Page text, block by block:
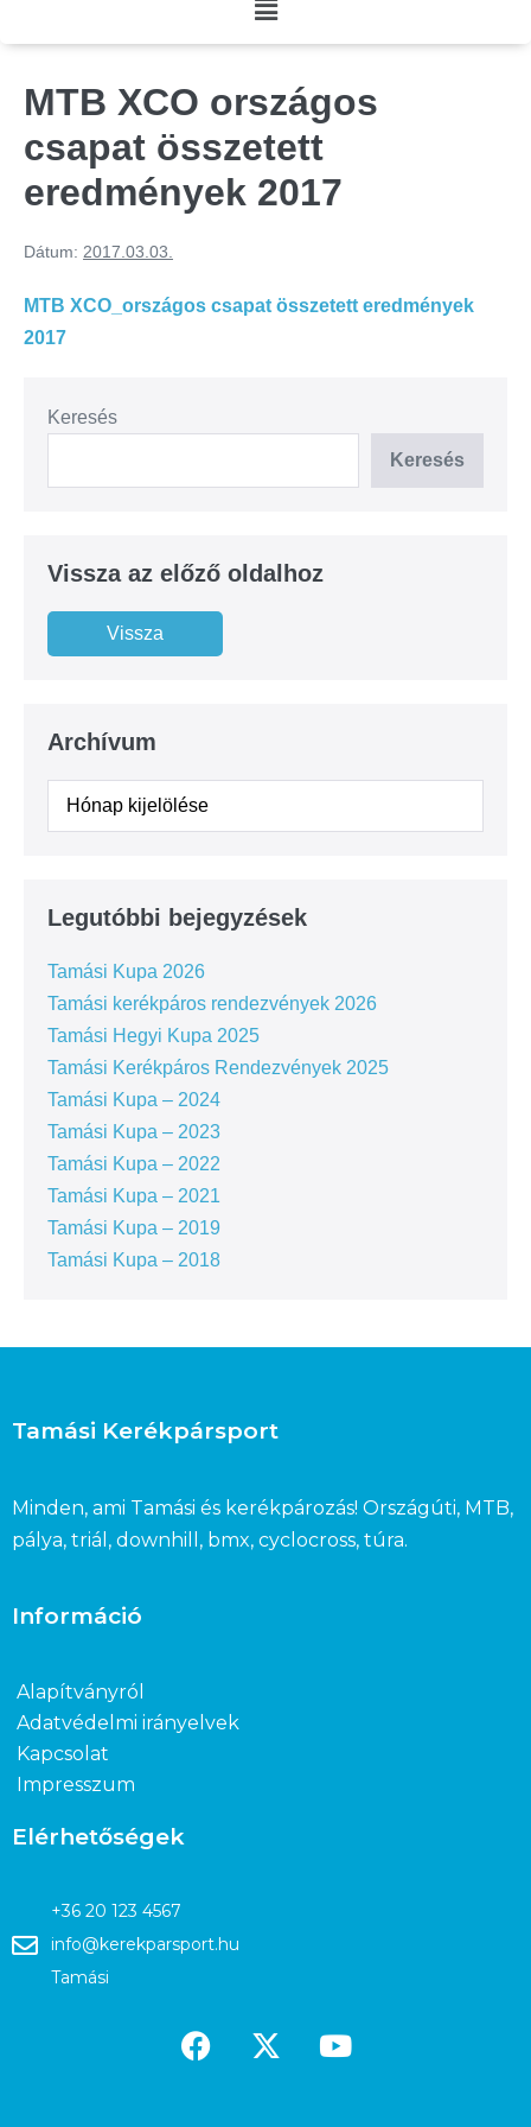
MTB XCO országos
csapat összetett
eredmények 2017
Dátum: 2017.03.03.
MTB XCO_országos csapat összetett eredmények
2017
Keresés
Keresés
Vissza az előző oldalhoz
Archívum
Legutóbbi bejegyzések
Tamási Kupa 2026
Tamási kerékpáros rendezvények 2026
Tamási Hegyi Kupa 2025
Tamási Kerékpáros Rendezvények 2025
Tamási Kupa – 2024
Tamási Kupa – 2023
Tamási Kupa – 2022
Tamási Kupa – 2021
Tamási Kupa – 2019
Tamási Kupa – 2018
Tamási Kerékpársport
Minden, ami Tamási és kerékpározás! Országúti, MTB,
pálya, triál, downhill, bmx, cyclocross, túra.
Információ
Alapítványról
Adatvédelmi irányelvek
Kapcsolat
Impresszum
Elérhetőségek
+36 20 123 4567
info@kerekparsport.hu
Tamási